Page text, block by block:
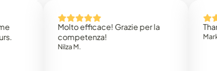
Molto efficace! Grazie per la
competenza!
Nilza M.
Thank
Mark N.